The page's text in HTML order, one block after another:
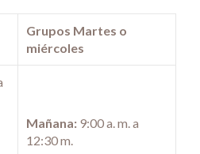
Grupos Martes o
miércoles
Mañana: 9:00 a. m. a
12:30 m.